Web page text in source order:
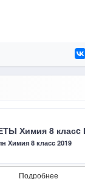
И
И.Г.,
Химия 8 класc
Химия 8 класc 2019
Подробнее